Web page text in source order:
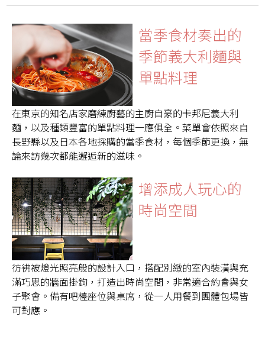
當季食材奏出的
季節義大利麵與
單點料理
在東京的知名店家磨練廚藝的主廚自豪的卡邦尼義大利
麵，以及種類豐富的單點料理一應俱全。菜單會依照來自
長野縣以及日本各地採購的當季食材，每個季節更換，無
論來訪幾次都能邂逅新的滋味。
增添成人玩心的
時尚空間
彷彿被燈光照亮般的設計入口，搭配別緻的室內裝潢與充
滿巧思的牆面掛鉤，打造出時尚空間，非常適合約會與女
子聚會。備有吧檯座位與桌席，從一人用餐到團體包場皆
可對應。